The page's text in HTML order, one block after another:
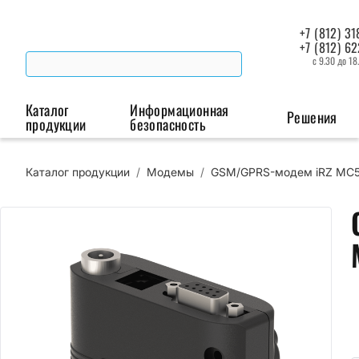
+7 (812)
+7 (812)
с 9.30 до
Каталог
продукции
Беспроводная связь
Промышленные
контроллеры
Промышленная автоматизация
Информационная
безопасность Решения
Каталог продукции / Модемы / GSM/GPRS-модем iRZ